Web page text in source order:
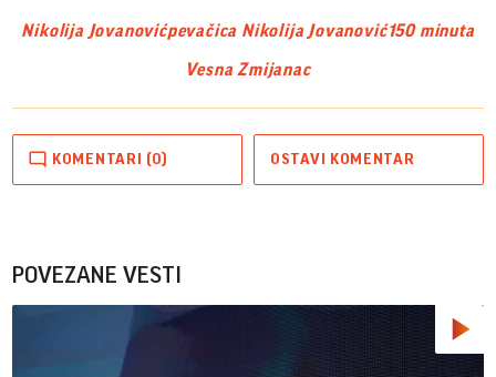
Nikolija Jovanovićpevačica Nikolija Jovanović150 minuta
Vesna Zmijanac
KOMENTARI (0) OSTAVI KOMENTAR
POVEZANE VESTI